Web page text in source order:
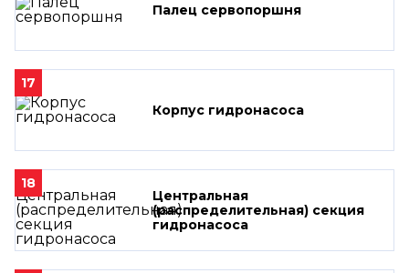
Палец сервопоршня
17
Корпус гидронасоса
18
Центральная
(распределительная) секция
гидронасоса